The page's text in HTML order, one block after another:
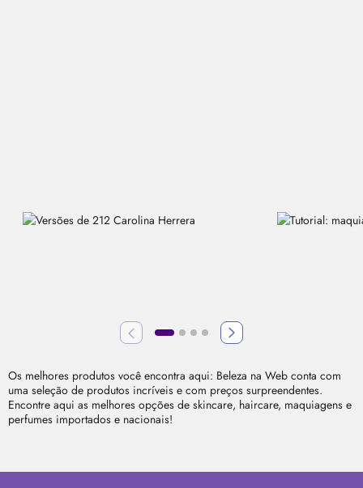
Os melhores produtos você encontra aqui: Beleza na Web conta com
uma seleção de produtos incríveis e com preços surpreendentes.
Encontre aqui as melhores opções de skincare, haircare, maquiagens e
perfumes importados e nacionais!